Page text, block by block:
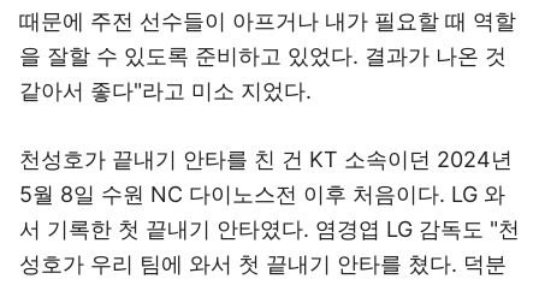
때문에 주전 선수들이 아프거나 내가 필요할 때 역할
을 잘할 수 있도록 준비하고 있었다. 결과가 나온 것
같아서 좋다"라고 미소 지었다.
천성호가 끝내기 안타를 친 건 KT 소속이던 2024년
5월 8일 수원 NC 다이노스전 이후 처음이다. LG 와
서 기록한 첫 끝내기 안타였다. 염경엽 LG 감독도 "천
성호가 우리 팀에 와서 첫 끝내기 안타를 쳤다. 덕분